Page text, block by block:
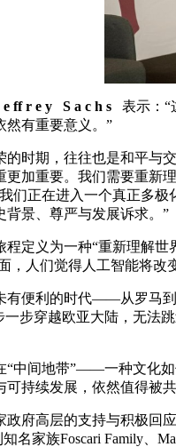
e ff r e y S a c h s
表⽰：“
然有重要意义。”
期，往往也是和平与
加重要。我们需要重新
们正在进⼊⼀个真正多
景、尊严与发展诉求。”
义为⼀种“重新理解世
，⼈们觉得⼈⼯智能将
利的时代——从罗⻢到
步穿越欧亚⼤陆，⽆法
间地带”——⼀种⽂化如
持续发展，依然值得被共
⾼层的⽀持与积极回应
名家族Foscari Family、